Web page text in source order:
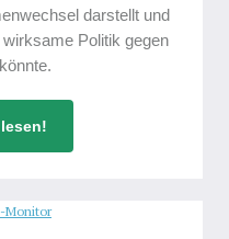
darstellt und
Politik gegen